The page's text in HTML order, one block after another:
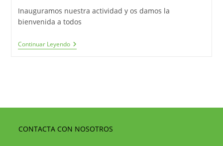
Inauguramos nuestra actividad y os damos la
bienvenida a todos
Continuar Leyendo
CONTACTA CON NOSOTROS